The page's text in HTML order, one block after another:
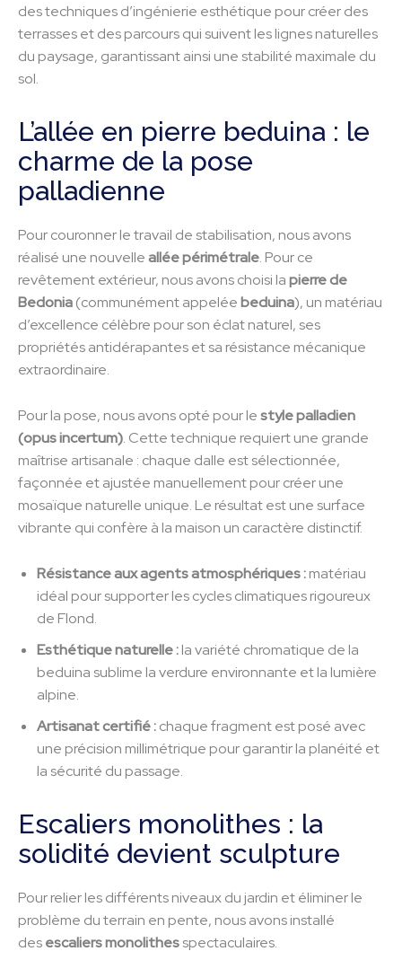
des techniques d’ingénierie esthétique pour créer des
terrasses et des parcours qui suivent les lignes naturelles
du paysage, garantissant ainsi une stabilité maximale du
sol.
L’allée en pierre beduina : le
charme de la pose
palladienne
Pour couronner le travail de stabilisation, nous avons
réalisé une nouvelleallée périmétrale. Pour ce
revêtement extérieur, nous avons choisi lapierre de
Bedonia(communément appeléebeduina), un matériau
d’excellence célèbre pour son éclat naturel, ses
propriétés antidérapantes et sa résistance mécanique
extraordinaire.
Pour la pose, nous avons opté pour lestyle palladien
(opus incertum). Cette technique requiert une grande
maîtrise artisanale : chaque dalle est sélectionnée,
façonnée et ajustée manuellement pour créer une
mosaïque naturelle unique. Le résultat est une surface
vibrante qui confère à la maison un caractère distinctif.
Résistance aux agents atmosphériques :matériau
idéal pour supporter les cycles climatiques rigoureux
de Flond.
Esthétique naturelle :la variété chromatique de la
beduina sublime la verdure environnante et la lumière
alpine.
Artisanat certifié :chaque fragment est posé avec
une précision millimétrique pour garantir la planéité et
la sécurité du passage.
Escaliers monolithes : la
solidité devient sculpture
Pour relier les différents niveaux du jardin et éliminer le
problème du terrain en pente, nous avons installé
desescaliers monolithesspectaculaires.